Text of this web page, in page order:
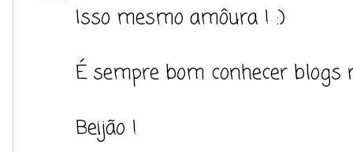
Isso mesmo amôura ! :)
É sempre bom conhecer blogs
Beijão !